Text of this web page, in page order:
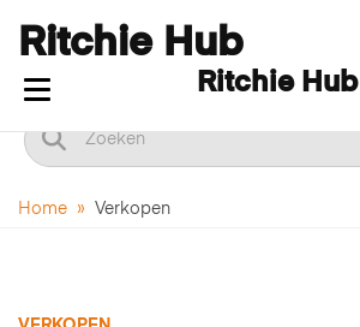
Ritchie Hub
Navigatie in-/uitklappen
Ritchie Hub
Home » Verkopen